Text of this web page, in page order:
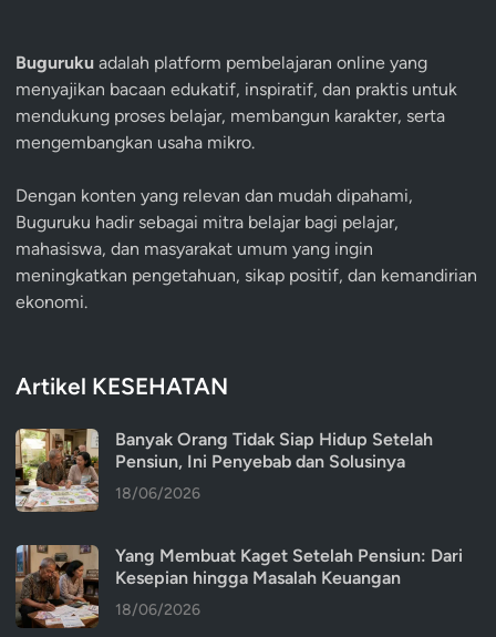
Buguruku adalah platform pembelajaran online yang
menyajikan bacaan edukatif, inspiratif, dan praktis untuk
mendukung proses belajar, membangun karakter, serta
mengembangkan usaha mikro.
Dengan konten yang relevan dan mudah dipahami,
Buguruku hadir sebagai mitra belajar bagi pelajar,
mahasiswa, dan masyarakat umum yang ingin
meningkatkan pengetahuan, sikap positif, dan kemandirian
ekonomi.
Artikel KESEHATAN
Banyak Orang Tidak Siap Hidup Setelah
Pensiun, Ini Penyebab dan Solusinya
18/06/2026
Yang Membuat Kaget Setelah Pensiun: Dari
Kesepian hingga Masalah Keuangan
18/06/2026